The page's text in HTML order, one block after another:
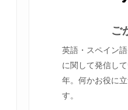
ご
英語・スペイン
に関して発信し
年。何かお役に
す。